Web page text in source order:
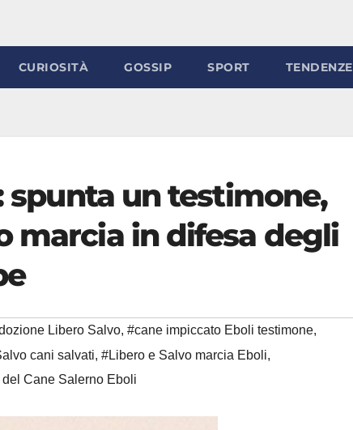
CURIOSITÀ GOSSIP SPORT TENDENZE
spunta un testimone,
marcia in difesa degli
Libero Salvo, #cane impiccato Eboli testimone,
cani salvati, #Libero e Salvo marcia Eboli,
Cane Salerno Eboli